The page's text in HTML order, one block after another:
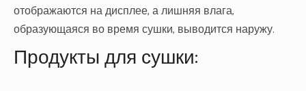
отображаются на дисплее, а лишняя влага,
образующаяся во время сушки, выводится наружу.
Продукты для сушки: